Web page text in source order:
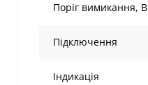
Поріг вимикання, В
Підключення
Індикація